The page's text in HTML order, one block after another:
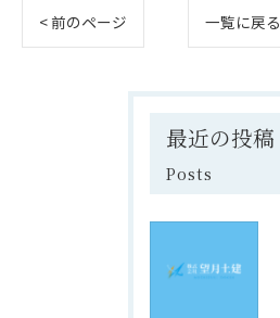
< 前のページ 一覧に戻る
最近の投稿
Posts